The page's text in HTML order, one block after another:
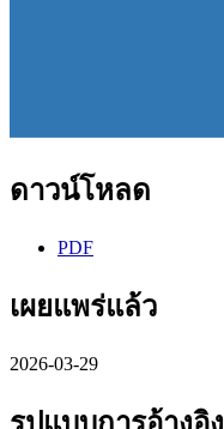
ดาวน์โหลด
PDF
เผยแพร่แล้ว
2026-03-29
รูปแบบการอ้างอิง